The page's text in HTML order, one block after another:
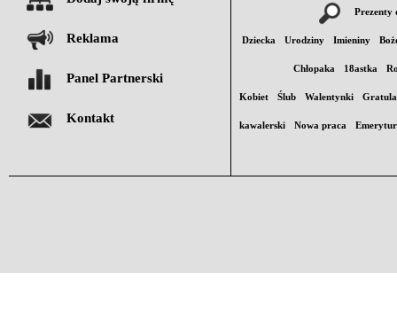
Reklama
Panel Partnerski
Kontakt
Prezenty
Dziecka Urodziny Imieniny
Chłopaka 18astka
Kobiet Ślub Walentynki
kawalerski Nowa praca